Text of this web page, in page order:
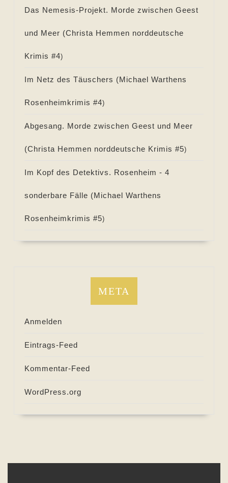
Das Nemesis-Projekt. Morde zwischen Geest
und Meer (Christa Hemmen norddeutsche
Krimis #4)
Im Netz des Täuschers (Michael Warthens
Rosenheimkrimis #4)
Abgesang. Morde zwischen Geest und Meer
(Christa Hemmen norddeutsche Krimis #5)
Im Kopf des Detektivs. Rosenheim - 4
sonderbare Fälle (Michael Warthens
Rosenheimkrimis #5)
META
Anmelden
Eintrags-Feed
Kommentar-Feed
WordPress.org